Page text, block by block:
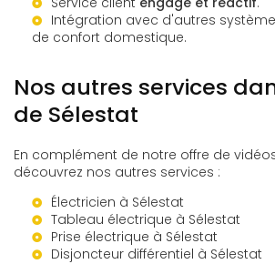
Intégration avec d'autres
de confort domestique.
Nos autres services
de Sélestat
En complément de notre offre de
découvrez nos autres services :
Électricien à Sélestat
Tableau électrique à Sélestat
Prise électrique à Sélestat
Disjoncteur différentiel à Sélestat